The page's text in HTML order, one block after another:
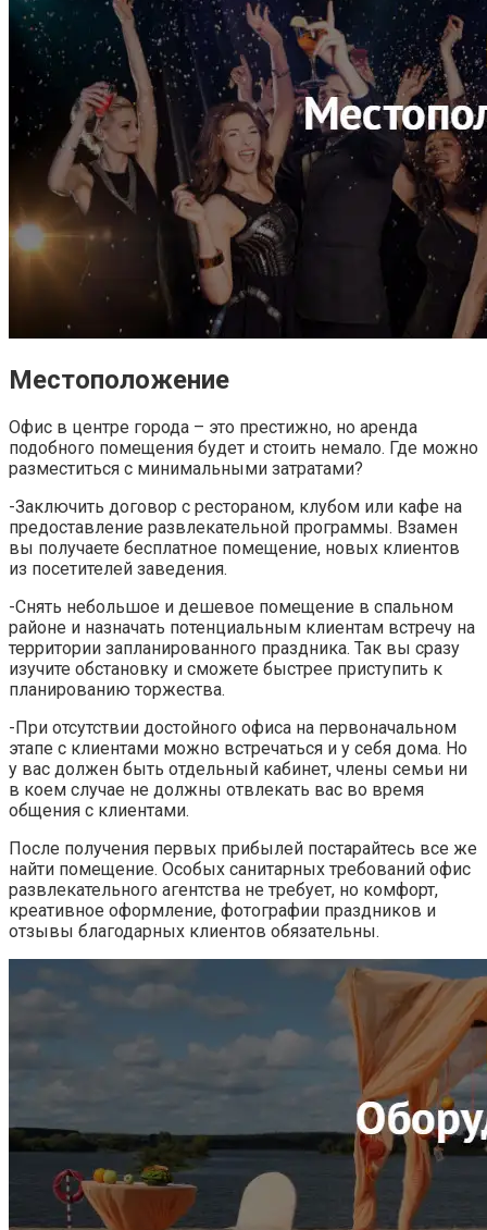
Местоположение
Офис в центре города – это престижно, но аренда
подобного помещения будет и стоить немало. Где можно
разместиться с минимальными затратами?
-Заключить договор с рестораном, клубом или кафе на
предоставление развлекательной программы. Взамен
вы получаете бесплатное помещение, новых клиентов
из посетителей заведения.
-Снять небольшое и дешевое помещение в спальном
районе и назначать потенциальным клиентам встречу на
территории запланированного праздника. Так вы сразу
изучите обстановку и сможете быстрее приступить к
планированию торжества.
-При отсутствии достойного офиса на первоначальном
этапе с клиентами можно встречаться и у себя дома. Но
у вас должен быть отдельный кабинет, члены семьи ни
в коем случае не должны отвлекать вас во время
общения с клиентами.
После получения первых прибылей постарайтесь все же
найти помещение. Особых санитарных требований офис
развлекательного агентства не требует, но комфорт,
креативное оформление, фотографии праздников и
отзывы благодарных клиентов обязательны.